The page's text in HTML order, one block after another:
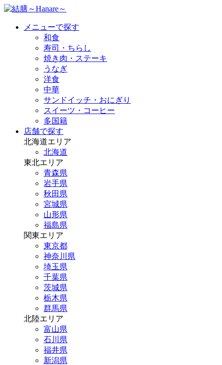
メニューで探す
和食
寿司・ちらし
焼き肉・ステーキ
うなぎ
洋食
中華
サンドイッチ・おにぎり
スイーツ・コーヒー
多国籍
店舗で探す
北海道エリア
北海道
東北エリア
青森県
岩手県
秋田県
宮城県
山形県
福島県
関東エリア
東京都
神奈川県
埼玉県
千葉県
茨城県
栃木県
群馬県
北陸エリア
富山県
石川県
福井県
新潟県